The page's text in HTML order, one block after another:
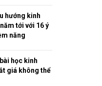
hướng kinh
tới với 16 ý
năng
học kinh
giá không thể